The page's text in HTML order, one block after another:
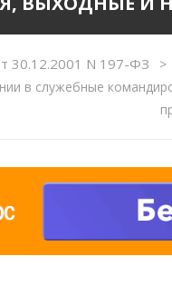
30.12.2001 N 197-ФЗ >
в служебные